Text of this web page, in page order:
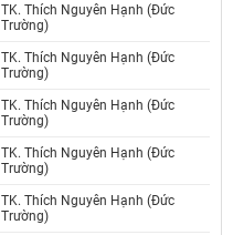
TK. Thích Nguyên Hạnh (Đức
Trường)
TK. Thích Nguyên Hạnh (Đức
Trường)
TK. Thích Nguyên Hạnh (Đức
Trường)
TK. Thích Nguyên Hạnh (Đức
Trường)
TK. Thích Nguyên Hạnh (Đức
Trường)